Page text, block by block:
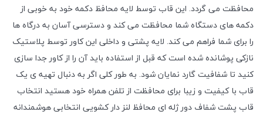
محافظت می گردد. این قاب توسط لایه محافظ دکمه خود به خوبی از
دکمه های دستگاه شما محافظت می کند و دسترسی آسان به درگاه ها
را برای شما فراهم می کند. لایه پشتی و داخلی این کاور توسط پلاستیک
نازکی پوشانده شده است که قبل از استفاده باید آن را از کاور جدا سازی
کنید تا شفافیت گارد نمایان شود. به طور کلی اگر به دنبال تهیه ی یک
قاب با کیفیت و زیبا برای محافظت از تلفن همراه خود هستید انتخاب
قاب پشت شفاف دور ژله ای محافظ لنز دار کشویی انتخابی هوشمندانه